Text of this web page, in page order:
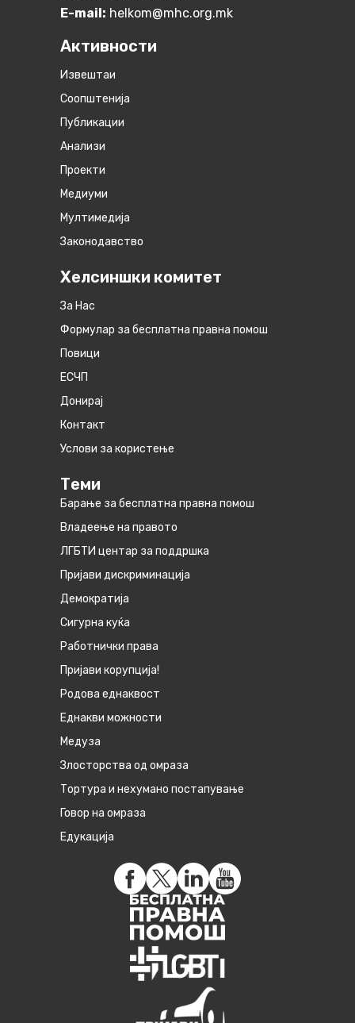
E-mail: helkom@mhc.org.mk
Активности
Извештаи
Соопштенија
Публикации
Анализи
Проекти
Медиуми
Мултимедија
Законодавство
Хелсиншки комитет
За Нас
Формулар за бесплатна правна помош
Повици
ЕСЧП
Донирај
Контакт
Услови за користење
Теми
Барање за бесплатна правна помош
Владеење на правото
ЛГБТИ центар за поддршка
Пријави дискриминација
Демократија
Сигурна куќа
Работнички права
Пријави корупција!
Родова еднаквост
Eднакви можности
Медуза
Злосторства од омраза
Тортура и нехумано постапување
Говор на омраза
Едукација